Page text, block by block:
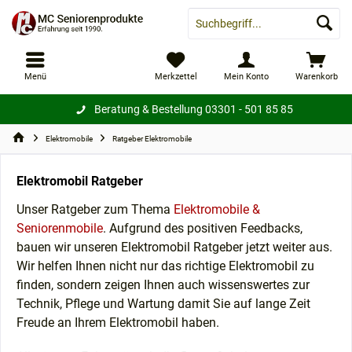
Beratung & Bestellung 03301 - 501 85 85
Warenkorb
Merkzettel Mein Konto
Menü
Elektromobile Ratgeber Elektromobile
Elektromobil Ratgeber
Unser Ratgeber zum Thema Elektromobile &
Seniorenmobile. Aufgrund des positiven Feedbacks,
bauen wir unseren Elektromobil Ratgeber jetzt weiter aus.
Wir helfen Ihnen nicht nur das richtige Elektromobil zu
finden, sondern zeigen Ihnen auch wissenswertes zur
Technik, Pflege und Wartung damit Sie auf lange Zeit
Freude an Ihrem Elektromobil haben.